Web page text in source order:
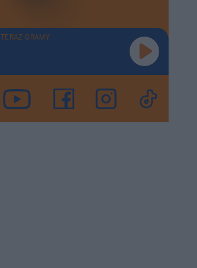
TERAZ GRAMY